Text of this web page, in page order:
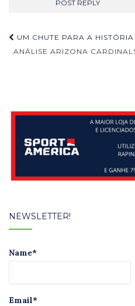
Navegação
de
UM CHUTE PARA A
ANÁLISE ARIZONA
NEWSLETTER!
Name*
Email*